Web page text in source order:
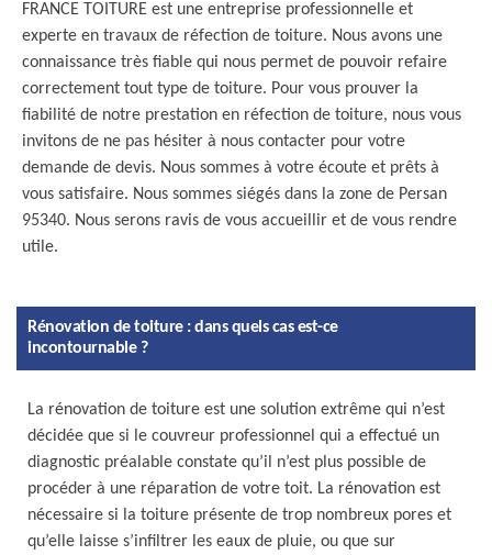
FRANCE TOITURE est une entreprise professionnelle et
experte en travaux de réfection de toiture. Nous avons une
connaissance très fiable qui nous permet de pouvoir refaire
correctement tout type de toiture. Pour vous prouver la
fiabilité de notre prestation en réfection de toiture, nous vous
invitons de ne pas hésiter à nous contacter pour votre
demande de devis. Nous sommes à votre écoute et prêts à
vous satisfaire. Nous sommes siégés dans la zone de Persan
95340. Nous serons ravis de vous accueillir et de vous rendre
utile.
Rénovation de toiture : dans quels cas est-ce
incontournable ?
La rénovation de toiture est une solution extrême qui n’est
décidée que si le couvreur professionnel qui a effectué un
diagnostic préalable constate qu’il n’est plus possible de
procéder à une réparation de votre toit. La rénovation est
nécessaire si la toiture présente de trop nombreux pores et
qu’elle laisse s’infiltrer les eaux de pluie, ou que sur